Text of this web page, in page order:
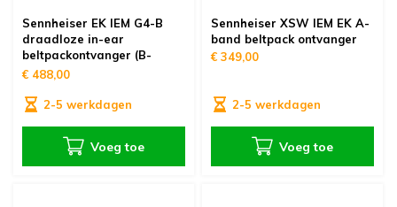
Sennheiser EK IEM G4-B
draadloze in-ear
beltpackontvanger (B-
band)
€ 488,00
2-5 werkdagen
Voeg toe
Sennheiser XSW IEM EK A-
band beltpack ontvanger
€ 349,00
2-5 werkdagen
Voeg toe